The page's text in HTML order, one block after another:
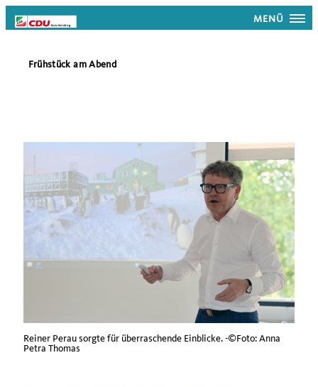
MENÜ
Frühstück am Abend
Reiner Perau sorgte für überraschende Einblicke. -©Foto: Anna
Petra Thomas